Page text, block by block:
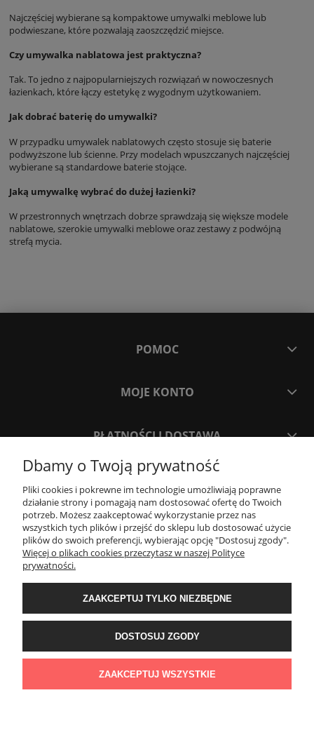
Najczęściej wybierane są kompaktowe umywalki meblowe lub
podwieszane, które pozwalają zaoszczędzić miejsce.
Czy umywalka nablatowa jest praktyczna?
Tak. To jedno z najpopularniejszych rozwiązań w nowoczesnych
łazienkach, które łączy estetykę z wygodnym użytkowaniem.
Jak dobrać baterię do umywalki?
W przypadku umywalek nablatowych często stosuje się baterie
podwyższone lub ścienne. Przy modelach wpuszczanych najczęściej
wybierane są standardowe baterie stojące.
Jaką umywalkę wybrać do dużej łazienki?
W przestronnych wnętrzach dobrze sprawdzają się większe modele
nablatowe, szerokie umywalki meblowe oraz zestawy z podwójną
strefą mycia.
POMOC
MOJE KONTO
PŁATNOŚCI I DOSTAWA
INFORMACJE
O NAS
e-mail:info@projectstone.pltel.536 989 800
Obserwuj nas na social media!
© 2011 PROJECTSTONE
Dbamy o Twoją prywatność
Pliki cookies i pokrewne im technologie umożliwiają poprawne
działanie strony i pomagają nam dostosować ofertę do Twoich
potrzeb. Możesz zaakceptować wykorzystanie przez nas
wszystkich tych plików i przejść do sklepu lub dostosować użycie
plików do swoich preferencji, wybierając opcję "Dostosuj zgody".
Więcej o plikach cookies przeczytasz w naszej Polityce
prywatności.
ZAAKCEPTUJ TYLKO NIEZBĘDNE
DOSTOSUJ ZGODY
ZAAKCEPTUJ WSZYSTKIE